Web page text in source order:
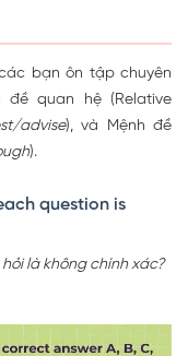
bạn ôn tập chuyên
quan hệ (Relative
advise), và Mệnh đề
).
question is
là không chính xác?